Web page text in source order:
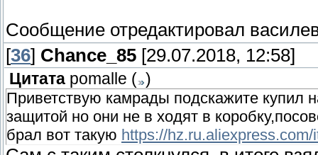
Сообщение отредактировал
[36] Chance_85 [29.07.2018, 12:58]
Цитата pomalle ( )
Приветствую камрады подскажите купил
защитой но они не в ходят в
брал вот такую https://